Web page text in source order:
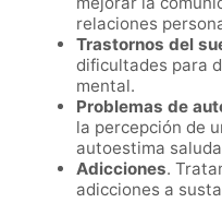
relaciones
Trastornos del
dificultades para
mental.
Problemas de
la percepción de
autoestima
Adicciones.
adicciones a